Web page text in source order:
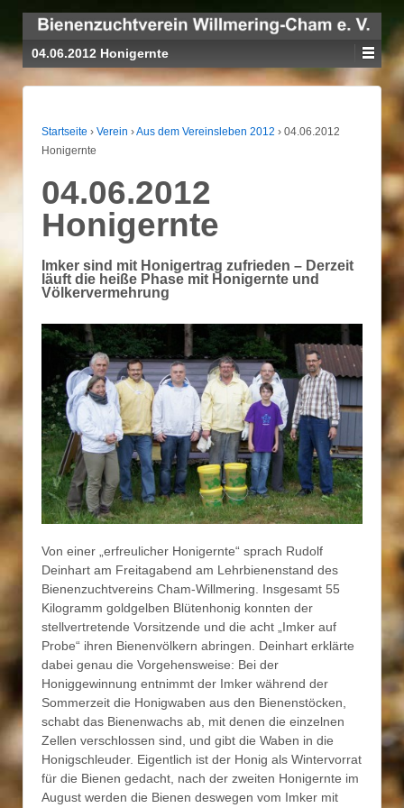
04.06.2012 Honigernte
Startseite › Verein ›Aus dem Vereinsleben 2012 › 04.06.2012
Honigernte
04.06.2012
Honigernte
Imker sind mit Honigertrag zufrieden – Derzeit
läuft die heiße Phase mit Honigernte und
Völkervermehrung
Von einer „erfreulicher Honigernte“ sprach Rudolf
Deinhart am Freitagabend am Lehrbienenstand des
Bienenzuchtvereins Cham-Willmering. Insgesamt 55
Kilogramm goldgelben Blütenhonig konnten der
stellvertretende Vorsitzende und die acht „Imker auf
Probe“ ihren Bienenvölkern abringen. Deinhart erklärte
dabei genau die Vorgehensweise: Bei der
Honiggewinnung entnimmt der Imker während der
Sommerzeit die Honigwaben aus den Bienenstöcken,
schabt das Bienenwachs ab, mit denen die einzelnen
Zellen verschlossen sind, und gibt die Waben in die
Honigschleuder. Eigentlich ist der Honig als Wintervorrat
für die Bienen gedacht, nach der zweiten Honigernte im
August werden die Bienen deswegen vom Imker mit